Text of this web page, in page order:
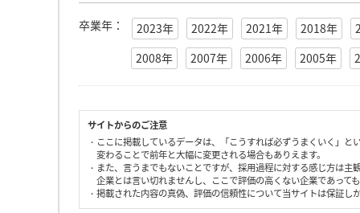
卒業年： 2023年 2022年 2021年 2018年
2008年
2007年 2006年 2005年
サイトからのご注意
・ここに掲載しているデータは、「こうすれば必ずうまくいく」
変わることで前年と大幅に変更される場合もありえます。
・また、言うまでもないことですが、採用過程に対する感じ方は
企業とは言い切れませんし、ここで評価の高くない企業であって
・掲載された内容の真偽、評価の信頼性について当サイトは保証